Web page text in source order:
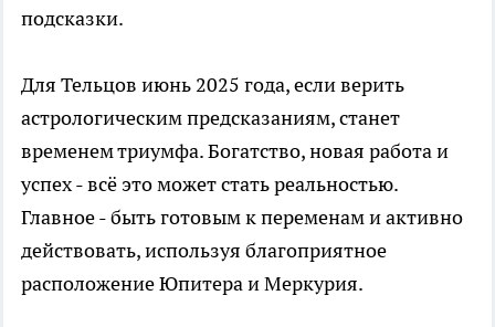
подсказки.
Для Тельцов июнь 2025 года, если верить
астрологическим предсказаниям, станет
временем триумфа. Богатство, новая работа и
успех - всё это может стать реальностью.
Главное - быть готовым к переменам и активно
действовать, используя благоприятное
расположение Юпитера и Меркурия.